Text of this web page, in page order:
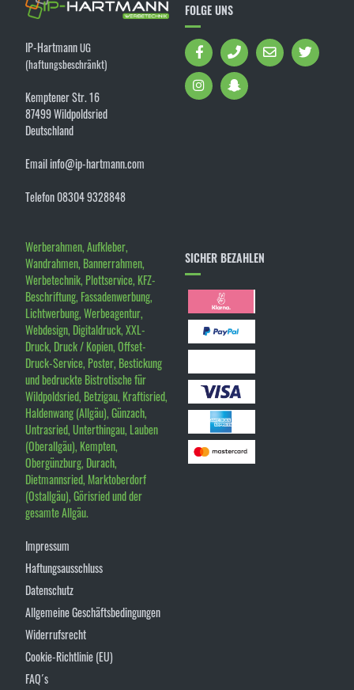
IP-HartmannUG
(haftungsbeschränkt)
Kemptener Str. 16
87499 Wildpoldsried
Deutschland
Email info@ip-hartmann.com
Telefon 08304 9328848
FOLGE UNS
Werberahmen, Aufkleber,
Wandrahmen, Bannerrahmen,
Werbetechnik, Plottservice, KFZ-
Beschriftung, Fassadenwerbung,
Lichtwerbung, Werbeagentur,
Webdesign, Digitaldruck, XXL-
Druck, Druck / Kopien, Offset-
Druck-Service, Poster, Bestickung
und bedruckte Bistrotische für
Wildpoldsried, Betzigau, Kraftisried,
Haldenwang (Allgäu), Günzach,
Untrasried, Unterthingau, Lauben
(Oberallgäu), Kempten,
Obergünzburg, Durach,
Dietmannsried, Marktoberdorf
(Ostallgäu), Görisried und der
gesamte Allgäu.
SICHER BEZAHLEN
Impressum
Haftungsausschluss
Datenschutz
Allgemeine Geschäftsbedingungen
Widerrufsrecht
Cookie-Richtlinie (EU)
FAQ´s